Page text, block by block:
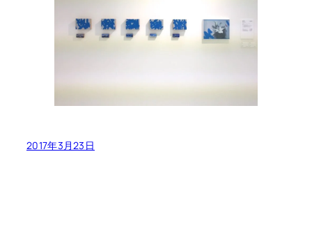
2017年3月23日